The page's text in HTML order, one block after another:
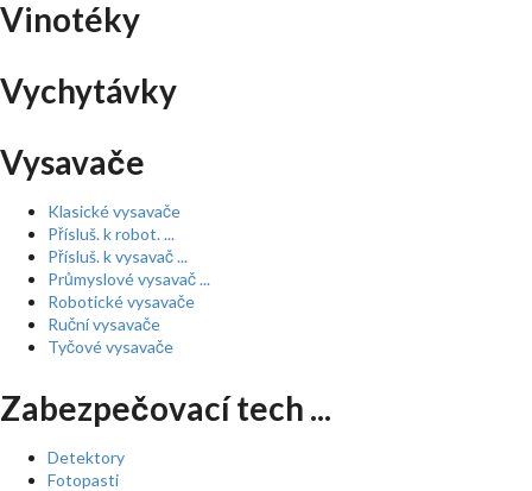
Vinotéky
Vychytávky
Vysavače
Klasické vysavače
Přísluš. k robot. ...
Přísluš. k vysavač ...
Průmyslové vysavač ...
Robotické vysavače
Ruční vysavače
Tyčové vysavače
Zabezpečovací tech ...
Detektory
Fotopasti